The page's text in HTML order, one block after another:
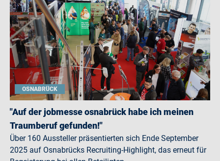
OSNABRÜCK
"Auf der jobmesse osnabrück habe ich meinen
Traumberuf gefunden!"
Über 160 Aussteller präsentierten sich Ende September
2025 auf Osnabrücks Recruiting-Highlight, das erneut für